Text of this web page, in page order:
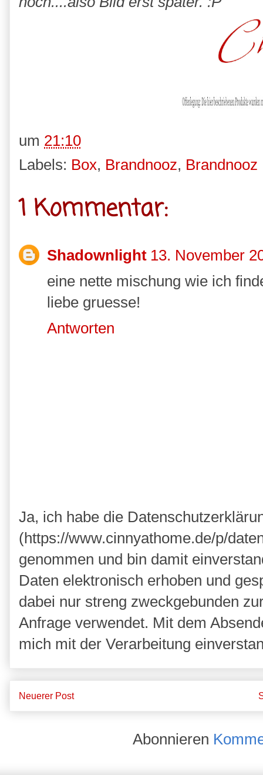
um 21:10
Labels: Box, Brandnooz, Brandnooz
1 Kommentar:
Shadownlight 13. November
eine nette mischung wie ich
liebe gruesse!
Antworten
Ja, ich habe die
(https://www.cinnyathome.de/p/
genommen und bin damit
Daten elektronisch erhoben und
dabei nur streng zweckgebunden
Anfrage verwendet. Mit dem
mich mit der Verarbeitung
Neuerer Post
Abonnieren